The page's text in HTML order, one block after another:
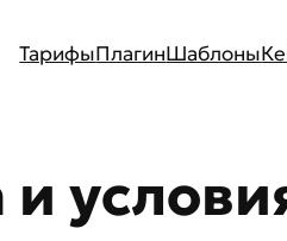
ТарифыПлагинШаблоны